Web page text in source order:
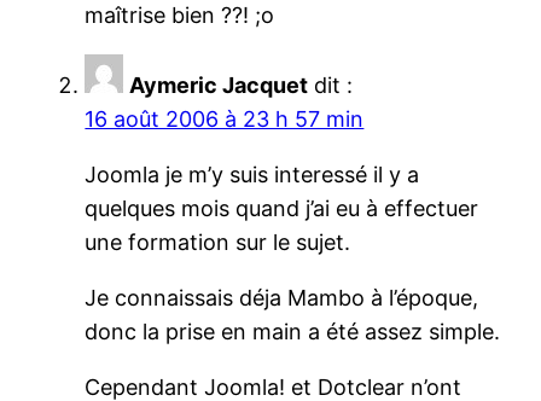
maîtrise bien ??! ;o
Aymeric Jacquet dit :
16 août 2006 à 23 h 57 min
Joomla je m’y suis interessé il y a
quelques mois quand j’ai eu à effectuer
une formation sur le sujet.
Je connaissais déja Mambo à l’époque,
donc la prise en main a été assez simple.
Cependant Joomla! et Dotclear n’ont